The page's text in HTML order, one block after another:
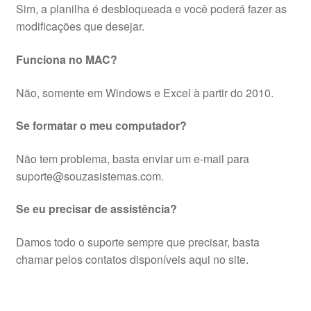
Sim, a planilha é desbloqueada e você poderá fazer as
modificações que desejar.
Funciona no MAC?
Não, somente em Windows e Excel à partir do 2010.
Se formatar o meu computador?
Não tem problema, basta enviar um e-mail para
suporte@souzasistemas.com.
Se eu precisar de assistência?
Damos todo o suporte sempre que precisar, basta
chamar pelos contatos disponíveis aqui no site.